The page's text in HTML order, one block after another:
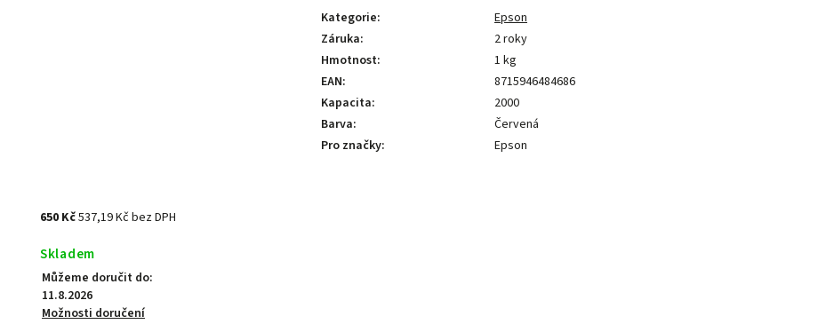
Kategorie:
Epson
Záruka:
2 roky
Hmotnost:
1 kg
EAN:
8715946484686
Kapacita:
2000
Barva:
Červená
Pro značky: Epson
650 Kč537,19 Kč bez DPH
Skladem
Můžeme doručit do:
11.8.2026
Možnosti doručení